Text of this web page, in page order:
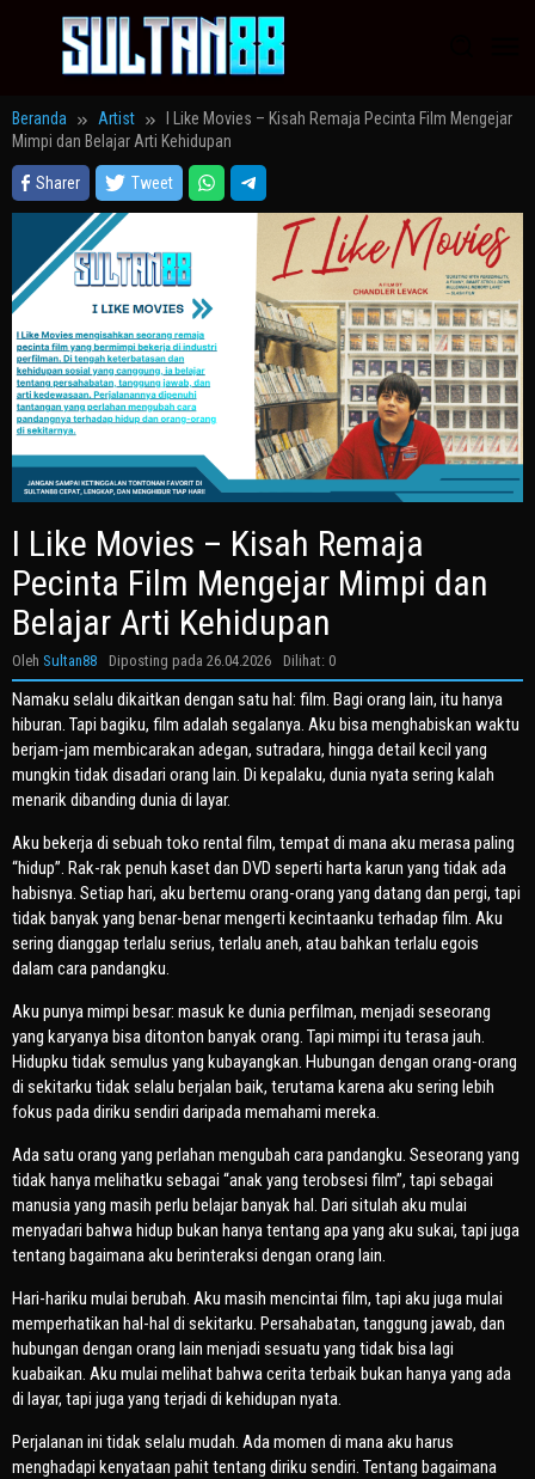
Beranda Artist
I Like Movies – Kisah Remaja Pecinta Film Mengejar
Mimpi dan Belajar Arti Kehidupan
Sharer Tweet
I Like Movies – Kisah Remaja
Pecinta Film Mengejar Mimpi dan
Belajar Arti Kehidupan
Oleh Sultan88 Diposting pada 26.04.2026 Dilihat: 0
Namaku selalu dikaitkan dengan satu hal: film. Bagi orang lain, itu hanya
hiburan. Tapi bagiku, film adalah segalanya. Aku bisa menghabiskan waktu
berjam-jam membicarakan adegan, sutradara, hingga detail kecil yang
mungkin tidak disadari orang lain. Di kepalaku, dunia nyata sering kalah
menarik dibanding dunia di layar.
Aku bekerja di sebuah toko rental film, tempat di mana aku merasa paling
“hidup”. Rak-rak penuh kaset dan DVD seperti harta karun yang tidak ada
habisnya. Setiap hari, aku bertemu orang-orang yang datang dan pergi, tapi
tidak banyak yang benar-benar mengerti kecintaanku terhadap film. Aku
sering dianggap terlalu serius, terlalu aneh, atau bahkan terlalu egois
dalam cara pandangku.
Aku punya mimpi besar: masuk ke dunia perfilman, menjadi seseorang
yang karyanya bisa ditonton banyak orang. Tapi mimpi itu terasa jauh.
Hidupku tidak semulus yang kubayangkan. Hubungan dengan orang-orang
di sekitarku tidak selalu berjalan baik, terutama karena aku sering lebih
fokus pada diriku sendiri daripada memahami mereka.
Ada satu orang yang perlahan mengubah cara pandangku. Seseorang yang
tidak hanya melihatku sebagai “anak yang terobsesi film”, tapi sebagai
manusia yang masih perlu belajar banyak hal. Dari situlah aku mulai
menyadari bahwa hidup bukan hanya tentang apa yang aku sukai, tapi juga
tentang bagaimana aku berinteraksi dengan orang lain.
Hari-hariku mulai berubah. Aku masih mencintai film, tapi aku juga mulai
memperhatikan hal-hal di sekitarku. Persahabatan, tanggung jawab, dan
hubungan dengan orang lain menjadi sesuatu yang tidak bisa lagi
kuabaikan. Aku mulai melihat bahwa cerita terbaik bukan hanya yang ada
di layar, tapi juga yang terjadi di kehidupan nyata.
Perjalanan ini tidak selalu mudah. Ada momen di mana aku harus
menghadapi kenyataan pahit tentang diriku sendiri. Tentang bagaimana